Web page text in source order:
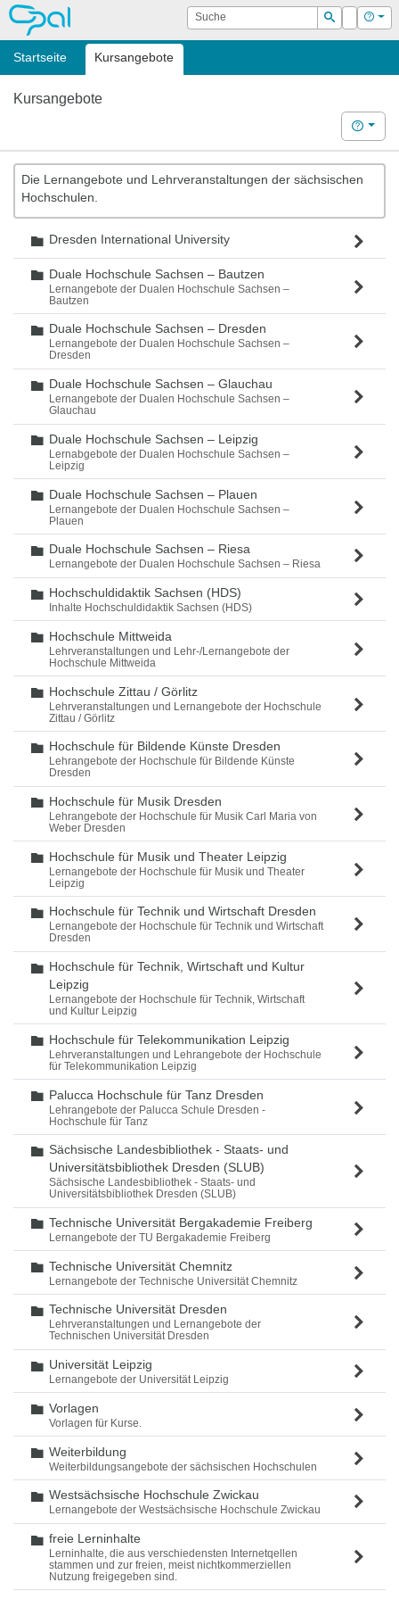
OPAL Suche
Suchen
Login Hilfe
Startseite Kursangebote
Kursangebote
Hilfe
Die Lernangebote und Lehrveranstaltungen der sächsischen
Hochschulen.
Ordner
Dresden International University
Ordner
Duale Hochschule Sachsen – Bautzen
Lernangebote der Dualen Hochschule Sachsen –
Bautzen
Ordner
Duale Hochschule Sachsen – Dresden
Lernangebote der Dualen Hochschule Sachsen –
Dresden
Ordner
Duale Hochschule Sachsen – Glauchau
Lernangebote der Dualen Hochschule Sachsen –
Glauchau
Ordner
Duale Hochschule Sachsen – Leipzig
Lernabgebote der Dualen Hochschule Sachsen –
Leipzig
Ordner
Duale Hochschule Sachsen – Plauen
Lernangebote der Dualen Hochschule Sachsen –
Plauen
Ordner
Duale Hochschule Sachsen – Riesa
Lernangebote der Dualen Hochschule Sachsen – Riesa
Ordner
Hochschuldidaktik Sachsen (HDS)
Inhalte Hochschuldidaktik Sachsen (HDS)
Ordner
Hochschule Mittweida
Lehrveranstaltungen und Lehr-/Lernangebote der
Hochschule Mittweida
Ordner
Hochschule Zittau / Görlitz
Lehrveranstaltungen und Lernangebote der Hochschule
Zittau / Görlitz
Ordner
Hochschule für Bildende Künste Dresden
Lehrangebote der Hochschule für Bildende Künste
Dresden
Ordner
Hochschule für Musik Dresden
Lehrangebote der Hochschule für Musik Carl Maria von
Weber Dresden
Ordner
Hochschule für Musik und Theater Leipzig
Lernangebote der Hochschule für Musik und Theater
Leipzig
Ordner
Hochschule für Technik und Wirtschaft Dresden
Lernangebote der Hochschule für Technik und Wirtschaft
Dresden
Ordner
Hochschule für Technik, Wirtschaft und Kultur
Leipzig
Lernangebote der Hochschule für Technik, Wirtschaft
und Kultur Leipzig
Ordner
Hochschule für Telekommunikation Leipzig
Lehrveranstaltungen und Lehrangebote der Hochschule
für Telekommunikation Leipzig
Ordner
Palucca Hochschule für Tanz Dresden
Lehrangebote der Palucca Schule Dresden -
Hochschule für Tanz
Ordner
Sächsische Landesbibliothek - Staats- und
Universitätsbibliothek Dresden (SLUB)
Sächsische Landesbibliothek - Staats- und
Universitätsbibliothek Dresden (SLUB)
Ordner
Technische Universität Bergakademie Freiberg
Lernangebote der TU Bergakademie Freiberg
Ordner
Technische Universität Chemnitz
Lernangebote der Technische Universität Chemnitz
Ordner
Technische Universität Dresden
Lehrveranstaltungen und Lernangebote der
Technischen Universität Dresden
Ordner
Universität Leipzig
Lernangebote der Universität Leipzig
Ordner
Vorlagen
Vorlagen für Kurse.
Ordner
Weiterbildung
Weiterbildungsangebote der sächsischen Hochschulen
Ordner
Westsächsische Hochschule Zwickau
Lernangebote der Westsächsische Hochschule Zwickau
Ordner
freie Lerninhalte
Lerninhalte, die aus verschiedensten Internetqellen
stammen und zur freien, meist nichtkommerziellen
Nutzung freigegeben sind.